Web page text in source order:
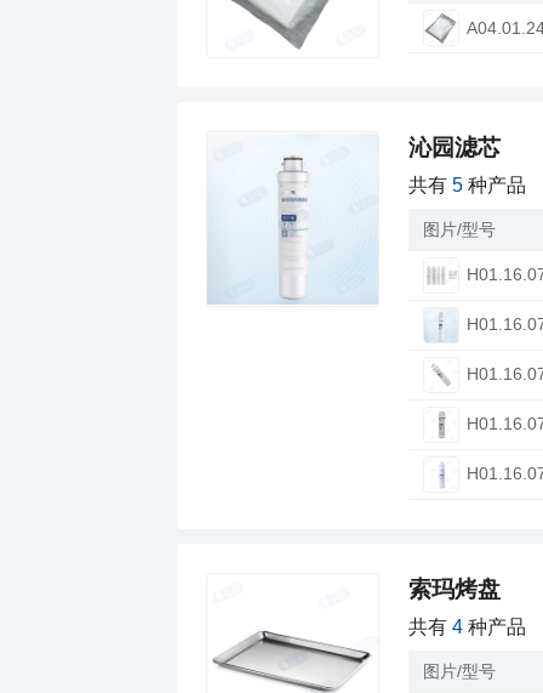
沁园滤芯
共有5 种产品
图片/型号
索玛烤盘
共有4 种产品
图片/型号